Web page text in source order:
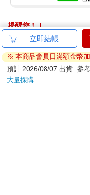
提醒您！！
金石堂及銀行均不會請
ATM提款機，請不要聽從
退換貨須知：
**提醒您，鑑賞期不等於
立即結帳
※ 本商品會員日滿額金幣
預計 2026/08/07 出貨 參
大量採購